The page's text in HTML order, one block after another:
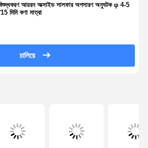
আয়রন অক্সাইড সালফার অপসারণ অনুঘটক φ 4-5
মিমি কণা মাত্রা
চালিয়ে